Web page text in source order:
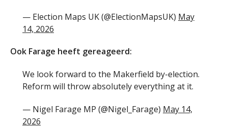
— Election Maps UK (@ElectionMapsUK) May
14, 2026
Ook Farage heeft gereageerd:
We look forward to the Makerfield by-election.
Reform will throw absolutely everything at it.
— Nigel Farage MP (@Nigel_Farage) May 14,
2026